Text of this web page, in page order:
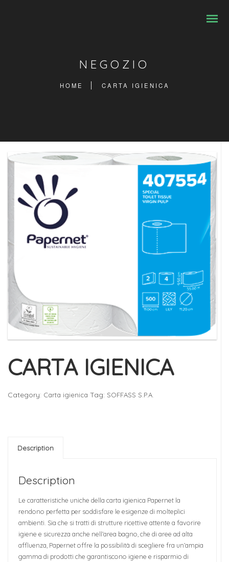
NEGOZIO
HOME CARTA IGIENICA
CARTA IGIENICA
Category: Carta igienica Tag: SOFFASS S.P.A.
Description
Description
Le caratteristiche uniche della carta igienica Papernet la
rendono perfetta per soddisfare le esigenze di molteplici
ambienti. Sia che si tratti di strutture ricettive attente a favorire
igiene e sicurezza anche nell’area bagno, che di aree ad alta
affluenza, Papernet offre la possibilità di scegliere fra un’ampia
gamma di prodotti che garantiscono igiene e risparmio di